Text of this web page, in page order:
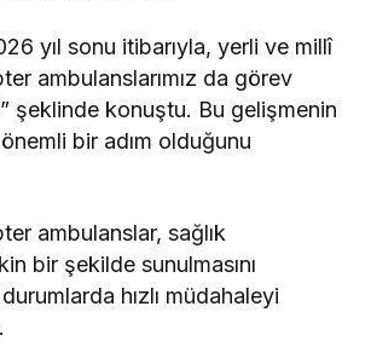
yıl sonu itibarıyla, yerli ve millî
ambulanslarımız da görev
şeklinde konuştu. Bu gelişmenin
bir adım olduğunu
ambulanslar, sağlık
bir şekilde sunulmasını
hızlı müdahaleyi